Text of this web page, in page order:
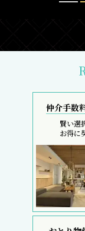
仲介手数
賢い選
お得に